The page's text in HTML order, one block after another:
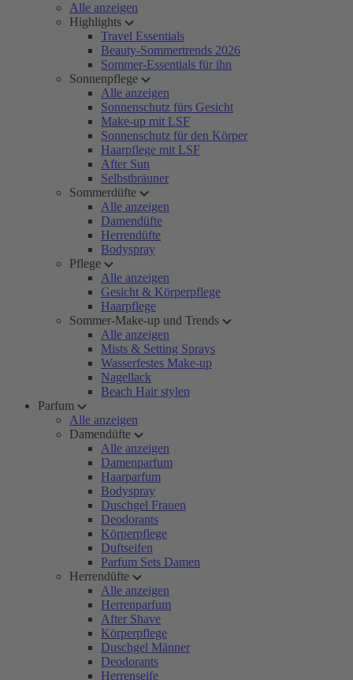
Alle anzeigen
Highlights
Travel Essentials
Beauty-Sommertrends 2026
Sommer-Essentials für ihn
Sonnenpflege
Alle anzeigen
Sonnenschutz fürs Gesicht
Make-up mit LSF
Sonnenschutz für den Körper
Haarpflege mit LSF
After Sun
Selbstbräuner
Sommerdüfte
Alle anzeigen
Damendüfte
Herrendüfte
Bodyspray
Pflege
Alle anzeigen
Gesicht & Körperpflege
Haarpflege
Sommer-Make-up und Trends
Alle anzeigen
Mists & Setting Sprays
Wasserfestes Make-up
Nagellack
Beach Hair stylen
Parfum
Alle anzeigen
Damendüfte
Alle anzeigen
Damenparfum
Haarparfum
Bodyspray
Duschgel Frauen
Deodorants
Körperpflege
Duftseifen
Parfum Sets Damen
Herrendüfte
Alle anzeigen
Herrenparfum
After Shave
Körperpflege
Duschgel Männer
Deodorants
Herrenseife